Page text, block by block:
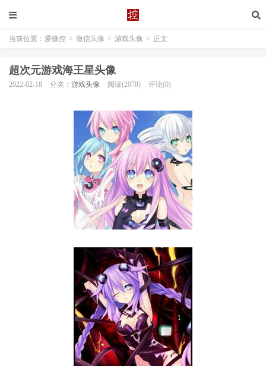
当前位置： 爱微控 > 微信头像 > 游戏头像 > 正文
超次元游戏海王星头像
2022-02-18 分类： 游戏头像 阅读(2078) 评论(0)